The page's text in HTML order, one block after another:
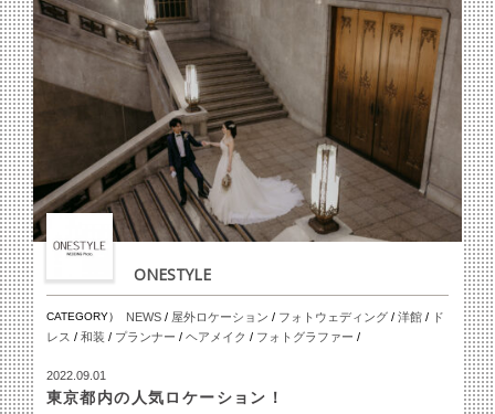
ONESTYLE
CATEGORY） NEWS/ 屋外ロケーション / フォトウェディング/ 洋館/ ド
レス / 和装 / プランナー / ヘアメイク / フォトグラファー /
2022.09.01
東京都内の人気ロケーション！